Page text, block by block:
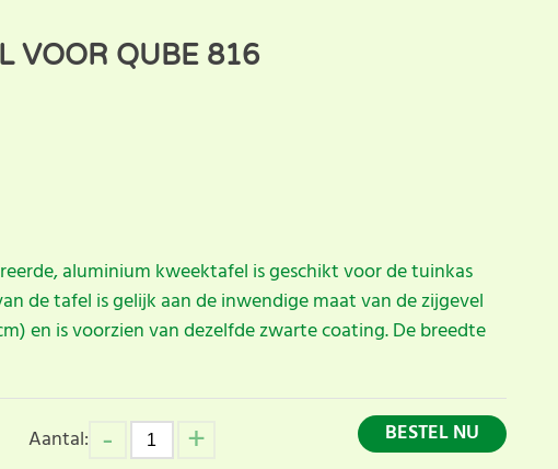
VOOR QUBE 816
aluminium kweektafel is geschikt voor de tuinkas
de tafel is gelijk aan de inwendige maat van de zijgevel
en is voorzien van dezelfde zwarte coating. De breedte
Aantal: BESTEL NU